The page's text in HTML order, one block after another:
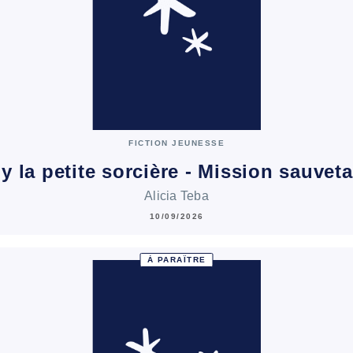
FICTION JEUNESSE
la petite sorcière - Mission
Alicia Teba
10/09/2026
À PARAÎTRE